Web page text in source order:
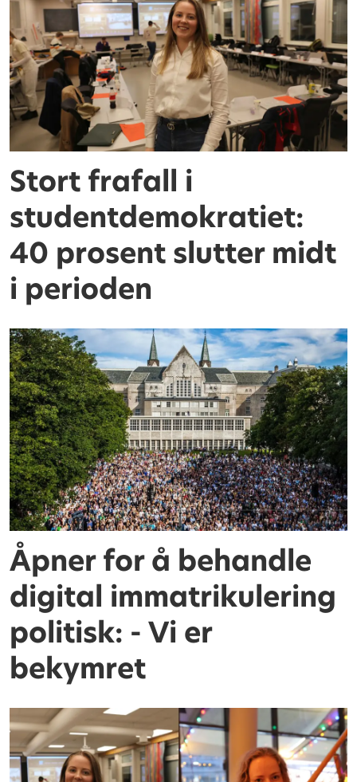
Stort frafall i
studentdemokratiet:
40 prosent slutter midt
i perioden
Åpner for å behandle
digital immatrikulering
politisk: - Vi er
bekymret